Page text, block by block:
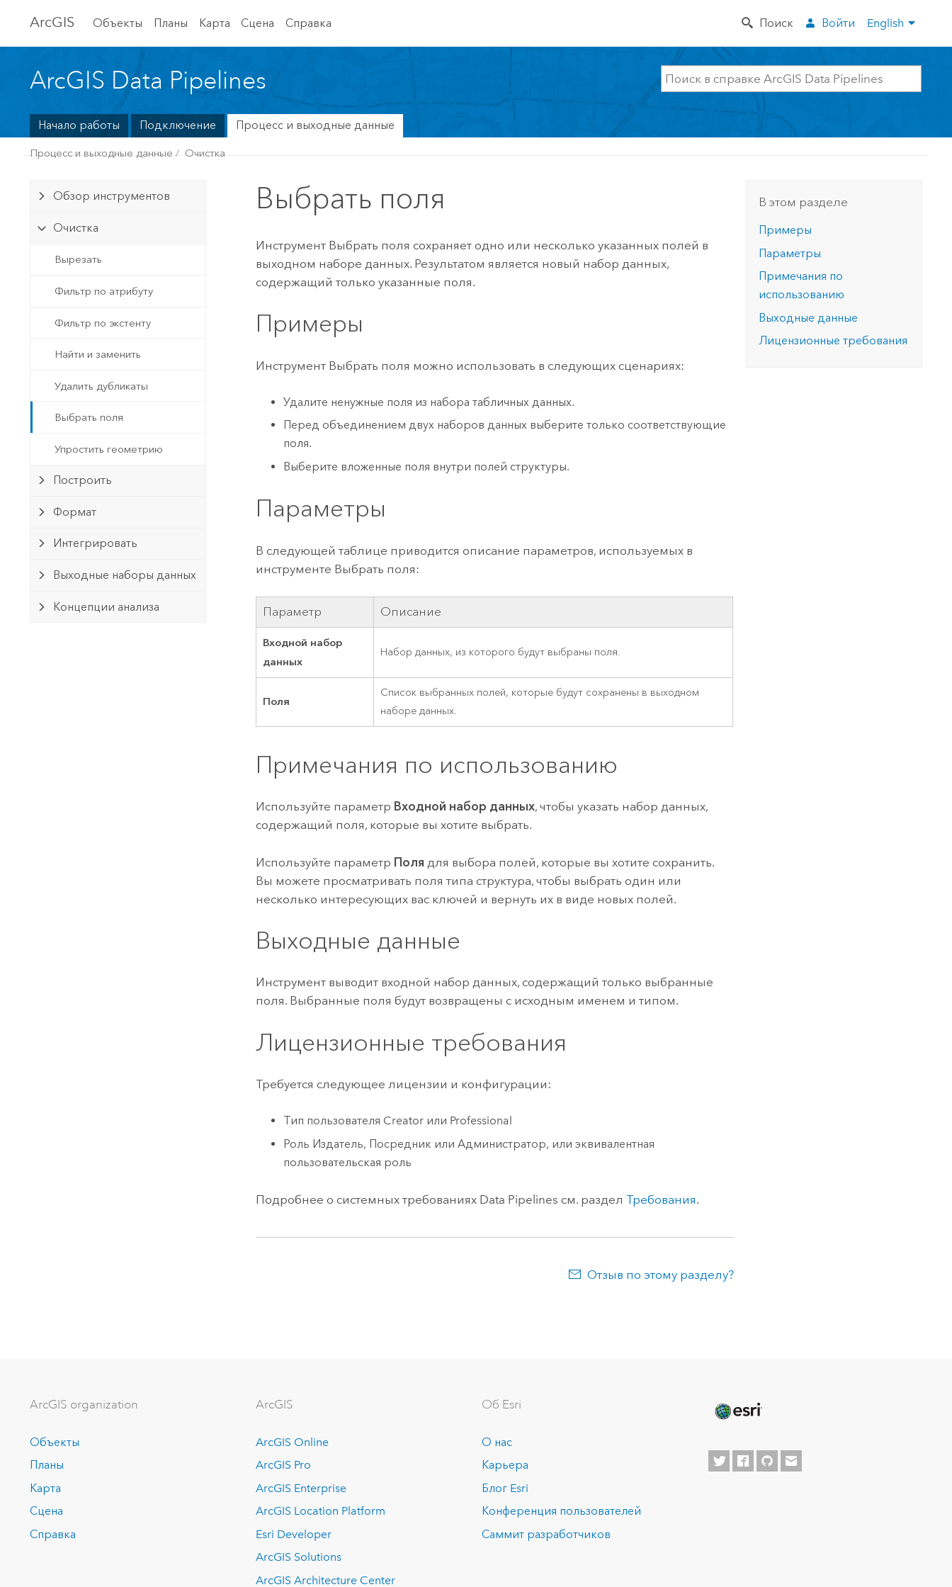
ArcGIS Объекты Планы Карта Сцена Справка English
Поиск Войти
ArcGIS Data Pipelines
Начало работы Подключение Процесс и выходные данные
Процесс и выходные данные Очистка
Обзор инструментов
Очистка
Вырезать
Фильтр по атрибуту
Фильтр по экстенту
Найти и заменить
Удалить дубликаты
Выбрать поля
Упростить геометрию
Построить
Формат
Интегрировать
Выходные наборы данных
Концепции анализа
Выбрать поля
Инструмент Выбрать поля сохраняет одно или несколько указанных полей в
выходном наборе данных. Результатом является новый набор данных,
содержащий только указанные поля.
Примеры
Инструмент Выбрать поля можно использовать в следующих сценариях:
Удалите ненужные поля из набора табличных данных.
Перед объединением двух наборов данных выберите только соответствующие
поля.
Выберите вложенные поля внутри полей структуры.
Параметры
В следующей таблице приводится описание параметров, используемых в
инструменте Выбрать поля:
Параметр Описание
Входной набор
данных
Набор данных, из которого будут выбраны поля.
Поля
Список выбранных полей, которые будут сохранены в выходном
наборе данных.
Примечания по использованию
Используйте параметр Входной набор данных, чтобы указать набор данных,
содержащий поля, которые вы хотите выбрать.
Используйте параметр Поля для выбора полей, которые вы хотите сохранить.
Вы можете просматривать поля типа структура, чтобы выбрать один или
несколько интересующих вас ключей и вернуть их в виде новых полей.
Выходные данные
Инструмент выводит входной набор данных, содержащий только выбранные
поля. Выбранные поля будут возвращены с исходным именем и типом.
Лицензионные требования
Требуется следующее лицензии и конфигурации:
Тип пользователя Creatorили Professional
Роль Издатель, Посредник или Администратор, или эквивалентная
пользовательская роль
Подробнее о системных требованиях Data Pipelines см. раздел Требования.
Отзыв по этому разделу?
В этом разделе
Примеры
Параметры
Примечания по
использованию
Выходные данные
Лицензионные требования
ArcGIS organization
Объекты
Планы
Карта
Сцена
Справка
ArcGIS
ArcGIS Online
ArcGIS Pro
ArcGIS Enterprise
ArcGIS Location Platform
Esri Developer
ArcGIS Solutions
ArcGIS Architecture Center
Об Esri
О нас
Карьера
Блог Esri
Конференция пользователей
Саммит разработчиков